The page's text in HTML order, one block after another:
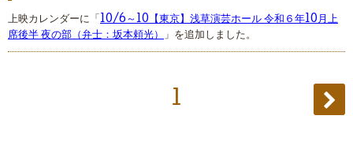
上映カレンダーに「 10/6～10【東京】浅草演芸ホール 令和６年10月上
席後半 夜の部（弁士：坂本頼光） 」を追加しました。
1